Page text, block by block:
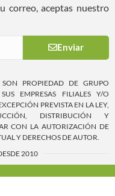
correo, aceptas nuestro
Enviar
PROPIEDAD DE GRUPO
EMPRESAS FILIALES Y/O
PREVISTA EN LA LEY,
DISTRIBUCIÓN Y
CON LA AUTORIZACIÓN DE
Y DERECHOS DE AUTOR.
2010